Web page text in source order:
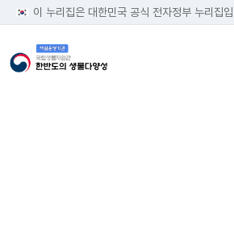
이 누리집은 대한민국 공식 전자정부 누리집